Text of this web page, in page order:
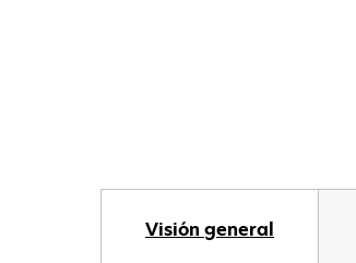
Visión general